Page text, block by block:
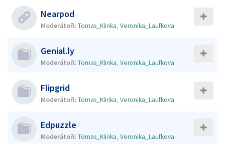
Nearpod
Moderátoři:Tomas_Klinka, Veronika_Laufkova
Genial.ly
Moderátoři:Tomas_Klinka, Veronika_Laufkova
Flipgrid
Moderátoři:Tomas_Klinka, Veronika_Laufkova
Edpuzzle
Moderátoři:Tomas_Klinka, Veronika_Laufkova